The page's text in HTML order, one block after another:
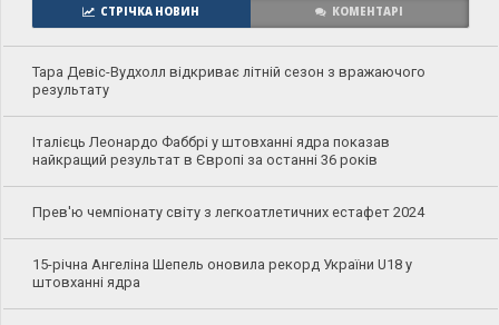
СТРІЧКА НОВИН КОМЕНТАРІ
Тара Девіс-Вудхолл відкриває літній сезон з вражаючого
результату
Італієць Леонардо Фаббрі у штовханні ядра показав
найкращий результат в Європі за останні 36 років
Прев'ю чемпіонату світу з легкоатлетичних естафет 2024
15-річна Ангеліна Шепель оновила рекорд України U18 у
штовханні ядра